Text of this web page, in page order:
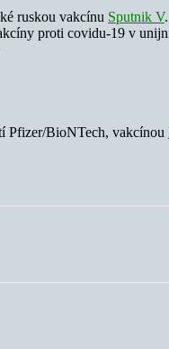
ruskou vakcínu Sputnik V
proti covidu-19 v
Pfizer/BioNTech, vakcínou